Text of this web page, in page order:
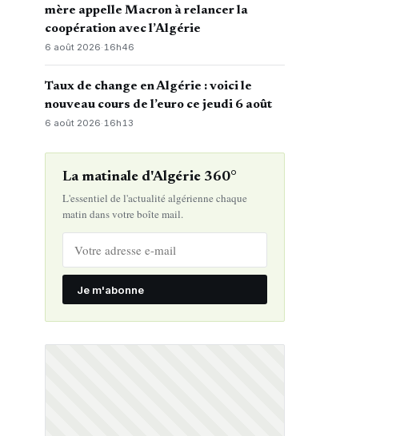
mère appelle Macron à relancer la
coopération avec l’Algérie
6 août 2026·16h46
Taux de change en Algérie : voici le
nouveau cours de l’euro ce jeudi 6 août
6 août 2026· 16h13
La matinale d'Algérie 360°
L'essentiel de l'actualité algérienne chaque
matin dans votre boîte mail.
Je m'abonne